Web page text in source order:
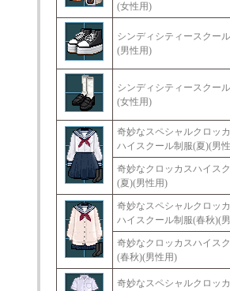
(女性用)
シンディシティースクー
(男性用)
シンディシティースクー
(女性用)
奇妙なスペシャルクロッ
ハイスクール制服(夏)(男
奇妙なクロッカスハイス
(夏)(男性用)
奇妙なスペシャルクロッ
ハイスクール制服(春秋)(
奇妙なクロッカスハイス
(春秋)(男性用)
奇妙なスペシャルクロッ